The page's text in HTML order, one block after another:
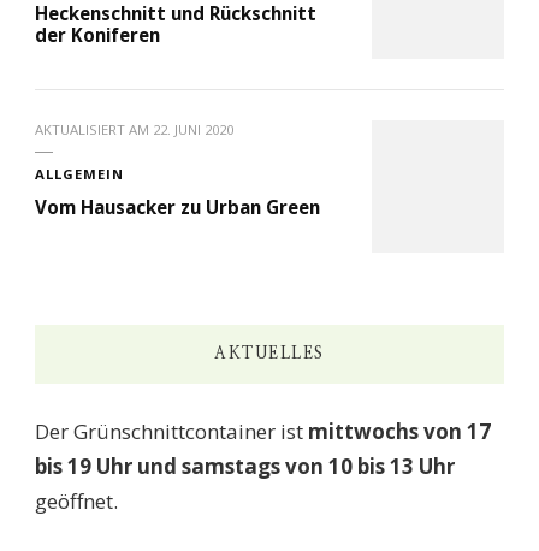
Heckenschnitt und Rückschnitt
der Koniferen
AKTUALISIERT AM 22. JUNI 2020
ALLGEMEIN
Vom Hausacker zu Urban Green
AKTUELLES
Der Grünschnittcontainer ist mittwochs von 17
bis 19 Uhr und samstags von 10 bis 13 Uhr
geöffnet.